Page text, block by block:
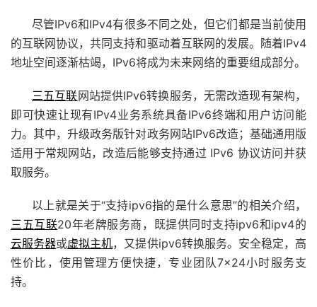
尽管IPv6和IPv4有很多不同之处，但它们都是当前使用
的互联网协议，共同支持和驱动着互联网的发展。随着IPv4
地址空间逐渐枯竭，IPv6将成为未来网络的重要组成部分。
三五互联网站提供IPv6转换服务，无需改造现有架构，
即可快速让现有IPv4业务系统具备IPv6终端和用户访问能
力。其中，升级政务版针对政务网站IPv6改造；基础通用版
适用于常规网站，改造后能够支持通过 IPv6 协议访问并获
取服务。
以上就是关于“支持ipv6指的是什么意思”的相关介绍，
三五互联20年老牌服务商，既提供同时支持ipv6和ipv4的
云服务器或虚拟主机，又提供ipv6转换服务。安全稳定，高
性价比，使用管理方便快捷，专业团队7×24小时服务支
持。